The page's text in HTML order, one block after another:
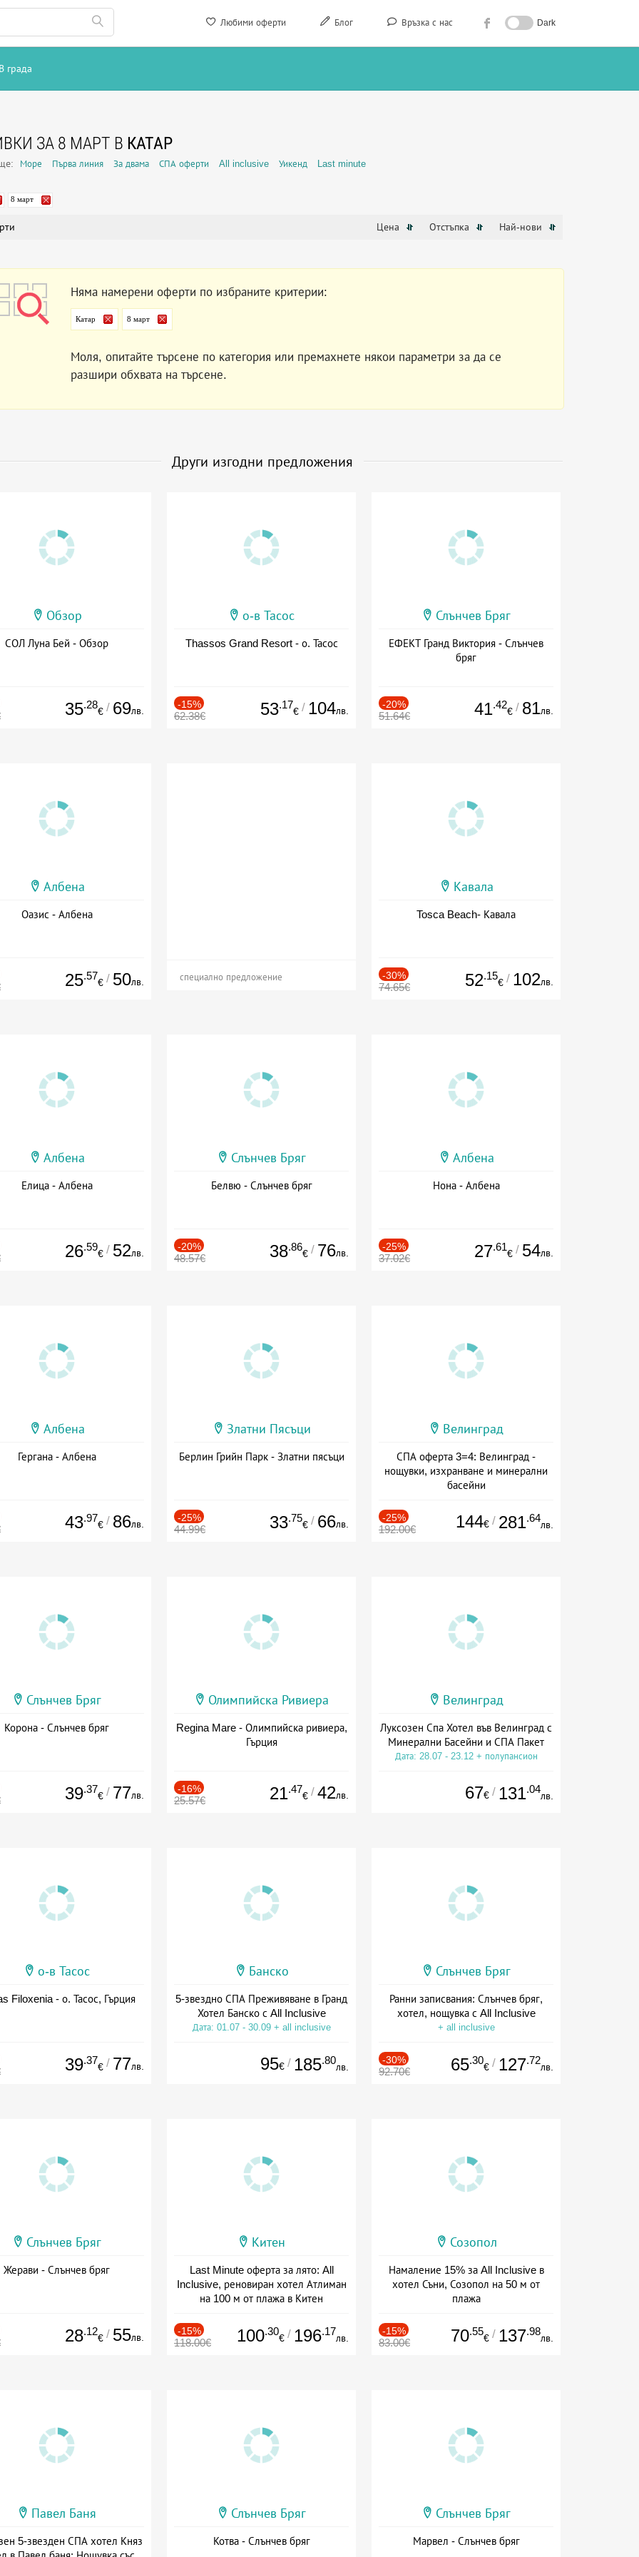
Любими оферти Блог Връзка с нас Dark
В града
ЗА 8 МАРТ В КАТАР
Море Първа линия За двама СПА оферти All inclusive Уикенд Last minute
8 март
Цена Отстъпка Най-нови
Няма намерени оферти по избраните критерии:
Катар 8 март
Моля, опитайте търсене по категория или премахнете някои параметри за да се
разшири обхвата на търсене.
Други изгодни предложения
Обзор
СОЛ Луна Бей - Обзор
35.28
€ / 69лв.
о-в Тасос
Thassos Grand Resort - о. Тасос
-15%
62.38€ 53.17
€ / 104лв.
Слънчев Бряг
ЕФЕКТ Гранд Виктория - Слънчев
бряг
-20%
51.64€ 41.42
€ / 81лв.
Албена
Оазис - Албена
25.57
€ / 50лв. специално предложение
Кавала
Tosca Beach- Кавала
-30%
74.65€ 52.15
€ / 102лв.
Албена
Елица - Албена
26.59
€ / 52лв.
Слънчев Бряг
Белвю - Слънчев бряг
-20%
48.57€ 38.86
€ / 76лв.
Албена
Нона - Албена
-25%
37.02€ 27.61
€ / 54лв.
Албена
Гергана - Албена
43.97
€ / 86лв.
Златни Пясъци
Берлин Грийн Парк - Златни пясъци
-25%
44.99€ 33.75
€ / 66лв.
Велинград
СПА оферта 3=4: Велинград -
нощувки, изхранване и минерални
басейни
-25%
192.00€ 144€ / 281.64
лв.
Слънчев Бряг
Корона - Слънчев бряг
39.37
€ / 77лв.
Олимпийска Ривиера
Regina Mare - Олимпийска ривиера,
Гърция
-16%
25.57€ 21.47
€ / 42лв.
Велинград
Луксозен Спа Хотел във Велинград с
Минерални Басейни и СПА Пакет
Дата: 28.07 - 23.12 + полупансион
67€ / 131.04
лв.
о-в Тасос
Filoxenia - о. Тасос, Гърция
39.37
€ / 77лв.
Банско
5-звездно СПА Преживяване в Гранд
Хотел Банско с All Inclusive
Дата: 01.07 - 30.09 + all inclusive
95€ / 185.80
лв.
Слънчев Бряг
Ранни записвания: Слънчев бряг,
хотел, нощувка с All Inclusive
+ all inclusive
-30%
92.70€ 65.30
€ / 127.72
лв.
Слънчев Бряг
Жерави - Слънчев бряг
28.12
€ / 55лв.
Китен
Last Minute оферта за лято: All
Inclusive, реновиран хотел Атлиман
на 100 м от плажа в Китен
-15%
118.00€ 100.30
€ / 196.17
лв.
Созопол
Намаление 15% за All Inclusive в
хотел Съни, Созопол на 50 м от
плажа
-15%
83.00€ 70.55
€ / 137.98
лв.
Павел Баня
5-звезден СПА хотел Княз
Слънчев Бряг
Котва - Слънчев бряг
Слънчев Бряг
Марвел - Слънчев бряг